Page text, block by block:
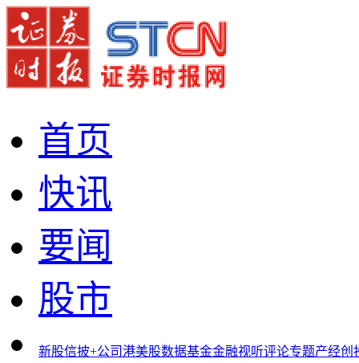
首页
快讯
要闻
股市
新股信披+公司港美股数据基金金融视听评论专题产经创